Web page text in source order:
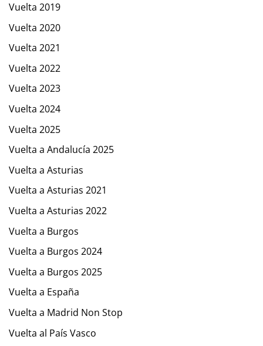
Vuelta 2019
Vuelta 2020
Vuelta 2021
Vuelta 2022
Vuelta 2023
Vuelta 2024
Vuelta 2025
Vuelta a Andalucía 2025
Vuelta a Asturias
Vuelta a Asturias 2021
Vuelta a Asturias 2022
Vuelta a Burgos
Vuelta a Burgos 2024
Vuelta a Burgos 2025
Vuelta a España
Vuelta a Madrid Non Stop
Vuelta al País Vasco